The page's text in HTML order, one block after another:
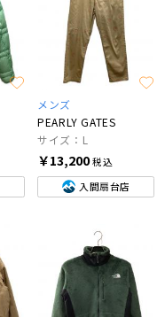
メンズ
PEARLY GATES
サイズ：L
￥13,200税込
入間扇台店